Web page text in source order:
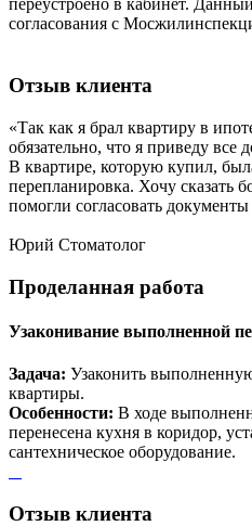
переустроено в кабинет.
согласования с
Отзыв клиента
«Так как я брал квартиру в
обязательно, что я приведу все
В квартире, которую купил,
перепланировка. Хочу сказать
помогли согласовать
Юрий Стоматолог
Проделанная работа
Узаконивание выполненной
Задача: Узаконить
квартиры.
Особенности: В ходе
перенесена кухня в коридор,
сантехническое оборудование.
Отзыв клиента